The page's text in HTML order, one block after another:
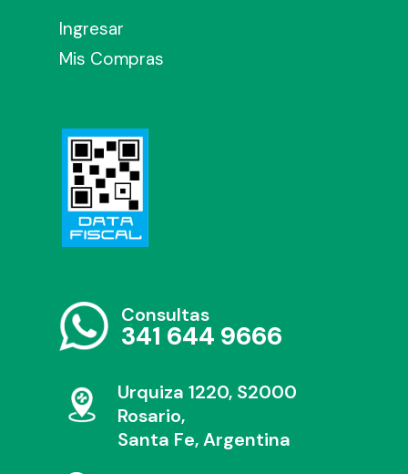
Ingresar
Mis Compras
Consultas
341 644 9666
Urquiza 1220, S2000
Rosario,
Santa Fe, Argentina